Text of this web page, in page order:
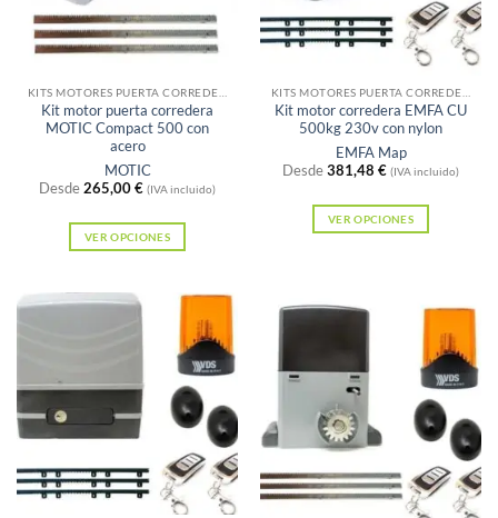
en
la
de
producto
pueden
elegir
la
página
de
producto
Kit motor puerta corredera
MOTIC Compact 500 con
acero
MOTIC
Desde265,00€ (IVA incluido)
VER OPCIONES
producto
tiene
múltiples
variantes.
Las
opciones
pueden
elegir
Kit motor corredera EMFA CU
500kg 230v con nylon
EMFA Map
Desde381,48 € (IVA incluido)
VER OPCIONES
múltiples
variantes.
opciones
se
elegir